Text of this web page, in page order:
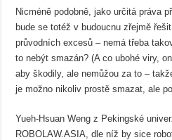
Nicméně podobně, jako určitá práva
bude se totéž v budoucnu zřejmě
průvodních excesů – nemá třeba
to nebýt smazán? (A co ubohé viry,
aby škodily, ale nemůžou za to –
je možno nikoliv prostě smazat, ale
Yueh-Hsuan Weng z Pekingské
ROBOLAW.ASIA, dle níž by sice